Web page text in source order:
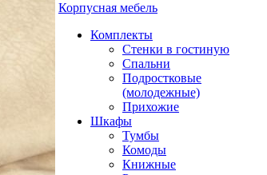
Корпусная мебель
Комплекты
Стенки в гостиную
Спальни
Подростковые
(молодежные)
Прихожие
Шкафы
Тумбы
Комоды
Книжные